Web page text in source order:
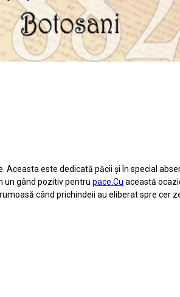
este dedicată păcii și în special
un gând pozitiv pentru pace.Cu această
când prichindeii au eliberat spre cer